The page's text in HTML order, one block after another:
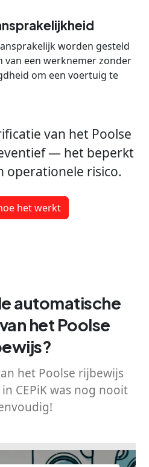
worden gesteld
van een werknemer zonder
om een voertuig te
van het Poolse
— het beperkt
operationele risico.
het werkt
automatische
het Poolse
het Poolse rijbewijs
CEPiK was nog nooit